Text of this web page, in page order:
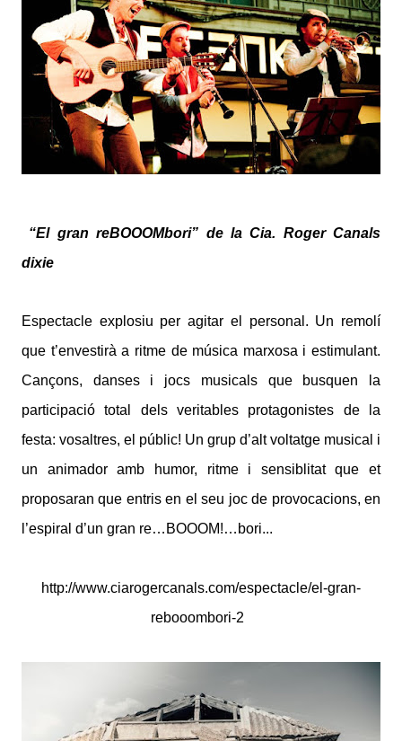
“El gran reBOOOMbori” de la Cia. Roger Canals
dixie
Espectacle explosiu per agitar el personal. Un remolí
que t’envestirà a ritme de música marxosa i estimulant.
Cançons, danses i jocs musicals que busquen la
participació total dels veritables protagonistes de la
festa: vosaltres, el públic! Un grup d’alt voltatge musical i
un animador amb humor, ritme i sensiblitat que et
proposaran que entris en el seu joc de provocacions, en
l’espiral d’un gran re…BOOOM!…bori...
http://www.ciarogercanals.com/espectacle/el-gran-
rebooombori-2